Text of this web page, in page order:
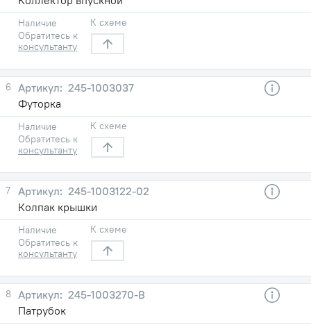
Наличие
Обратитесь к
консультанту
К схеме
6
245-1003037
Футорка
Наличие
Обратитесь к
консультанту
К схеме
7
245-1003122-02
Колпак крышки
Наличие
Обратитесь к
консультанту
К схеме
8
245-1003270-В
Патрубок